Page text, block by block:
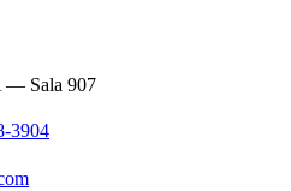
— Sala 907
3904